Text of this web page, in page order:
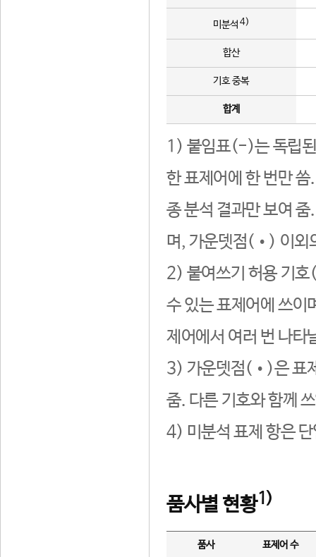
미분석 4)
합산
기호 중복
합계
1) 붙임표(-)는 독립된
한 표제어에 한 번만
종 분석 결과만 보여
며, 가운뎃점(•) 이외
2) 붙여쓰기 허용 기호
수 있는 표제어에 쓰이
제어에서 여러 번 나타
3) 가운뎃점(•)은 표
줌. 다른 기호와 함께
4) 미분석 표제 항은
품사별 현황1)
품사 표제어 수